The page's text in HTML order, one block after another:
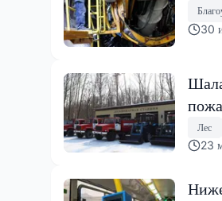
30
Лес
23